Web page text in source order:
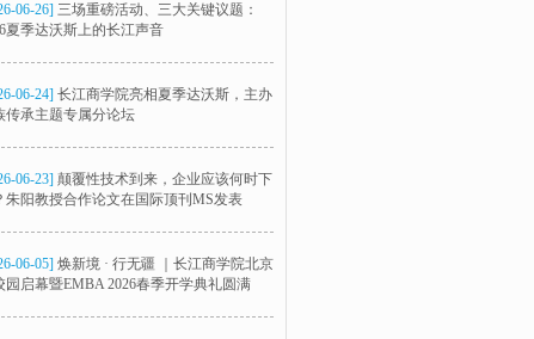
06-26] 三场重磅活动、三大关键议题：
夏季达沃斯上的长江声音
06-24] 长江商学院亮相夏季达沃斯，主办
传承主题专属分论坛
06-23] 颠覆性技术到来，企业应该何时下
朱阳教授合作论文在国际顶刊MS发表
06-05] 焕新境 · 行无疆 ｜长江商学院北京
园启幕暨EMBA 2026春季开学典礼圆满